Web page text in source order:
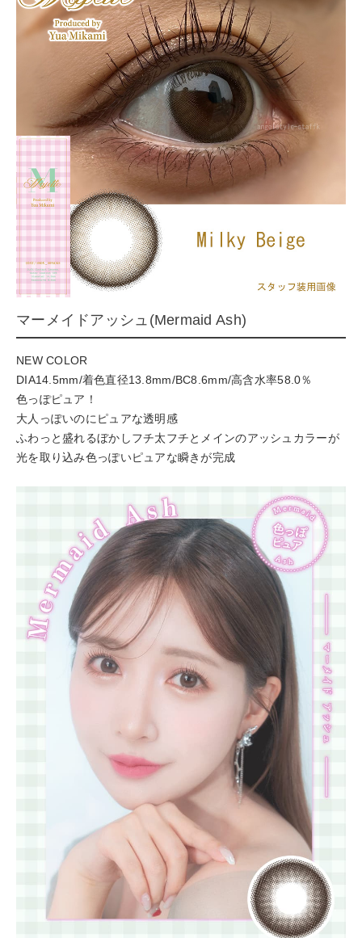
マーメイドアッシュ(Mermaid Ash)
NEW COLOR
DIA14.5mm/着色直径13.8mm/BC8.6mm/高含水率58.0％
色っぽピュア！
大人っぽいのにピュアな透明感
ふわっと盛れるぼかしフチ太フチとメインのアッシュカラーが
光を取り込み色っぽいピュアな瞬きが完成